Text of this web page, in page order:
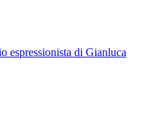
espressionista di Gianluca